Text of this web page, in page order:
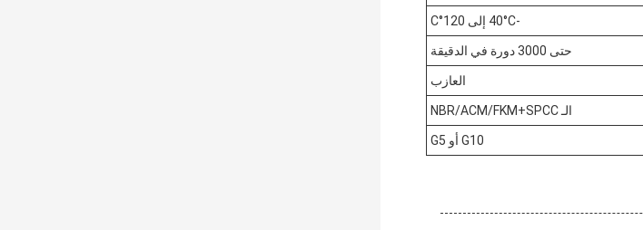
-40°C إلى 120°C
حتى 3000 دورة في الدقيقة
العازب
الـ NBR/ACM/FKM+SPCC
G10 أو G5